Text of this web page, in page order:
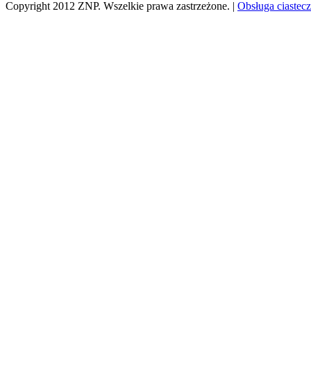
Copyright 2012 ZNP. Wszelkie prawa zastrzeżone. | Obsługa